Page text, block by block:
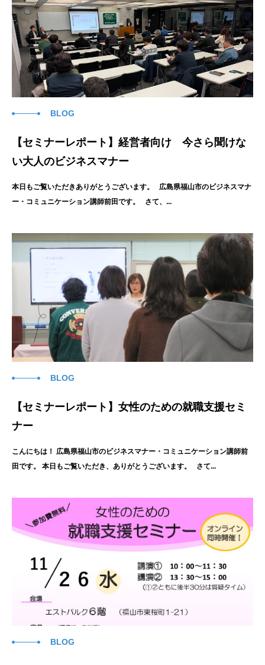
BLOG
【セミナーレポート】経営者向け 今さら聞けな
い大人のビジネスマナー
本日もご覧いただきありがとうございます。 広島県福山市のビジネスマナ
ー・コミュニケーション講師前田です。 さて、...
BLOG
【セミナーレポート】女性のための就職支援セミ
ナー
こんにちは！ 広島県福山市のビジネスマナー・コミュニケーション講師前
田です。 本日もご覧いただき、ありがとうございます。 さて...
BLOG